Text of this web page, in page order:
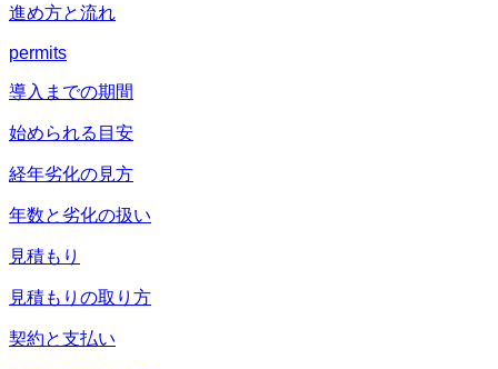
進め方と流れ
permits
導入までの期間
始められる目安
経年劣化の見方
年数と劣化の扱い
見積もり
見積もりの取り方
契約と支払い